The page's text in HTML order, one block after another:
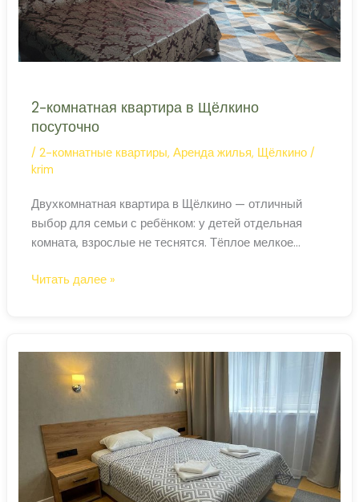
2-комнатная квартира в Щёлкино
посуточно
/2-комнатные квартиры,Аренда жилья, Щёлкино /
krim
Двухкомнатная квартира в Щёлкино — отличный
выбор для семьи с ребёнком: у детей отдельная
комната, взрослые не теснятся. Тёплое мелкое
делают Щёлкино одним из самых семейных
для семейного
2-
Щёлкино
посуточно
Читать далее »